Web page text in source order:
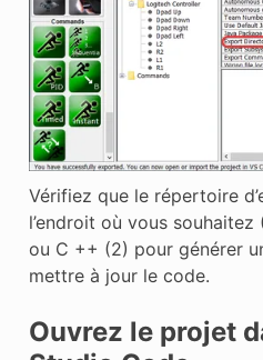
Vérifiez que le répertoire
l’endroit où vous
ou C ++ (2) pour générer
mettre à jour le code.
Ouvrez le projet